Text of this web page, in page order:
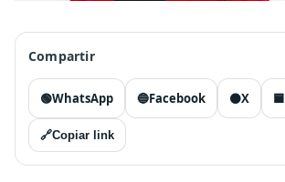
Compartir
🟢WhatsApp 🔵Facebook ⚫X 🟦
🔗Copiar link